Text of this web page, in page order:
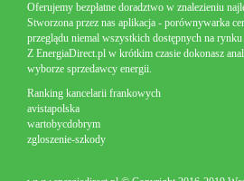
Oferujemy bezpłatne doradztwo w znalezieniu
Stworzona przez nas aplikacja - porównywarka
przeglądu niemal wszystkich dostępnych na
Z EnergiaDirect.pl w krótkim czasie dokonasz
wyborze sprzedawcy energii.
Ranking kancelarii frankowych
avistapolska
wartobycdobrym
zgloszenie-szkody